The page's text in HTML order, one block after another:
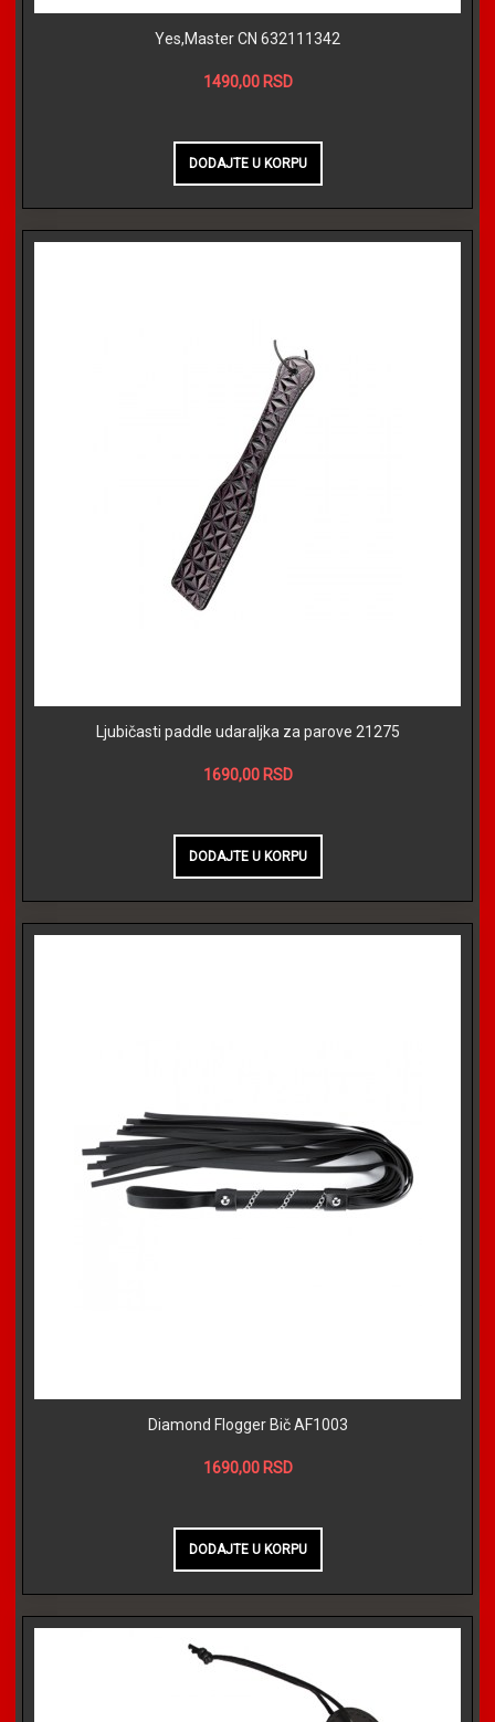
Yes,Master CN 632111342
1490,00 RSD
Ljubičasti paddle udaraljka za parove 21275
1690,00 RSD
Diamond Flogger Bič AF1003
1690,00 RSD